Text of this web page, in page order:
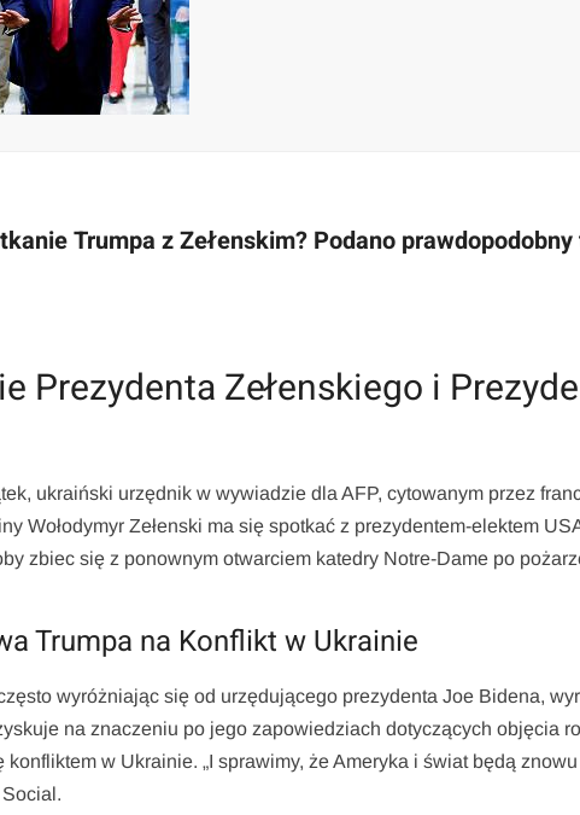
Trumpa z Zełenskim? Podano
Prezydenta Zełenskiego i
ukraiński urzędnik w wywiadzie dla AFP, cytowanym przez
Wołodymyr Zełenski ma się spotkać z prezydentem-elektem
zbiec się z ponownym otwarciem katedry Notre-Dame po
Trumpa na Konflikt w Ukrainie
wyróżniając się od urzędującego prezydenta Joe Bidena,
na znaczeniu po jego zapowiedziach dotyczących objęcia
konfliktem w Ukrainie. „I sprawimy, że Ameryka i świat będą